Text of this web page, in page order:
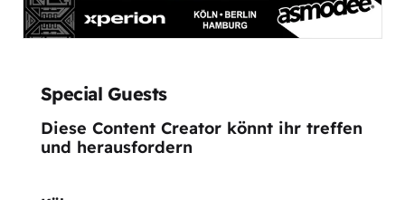
Special Guests
Diese Content Creator könnt ihr treffen
und herausfordern